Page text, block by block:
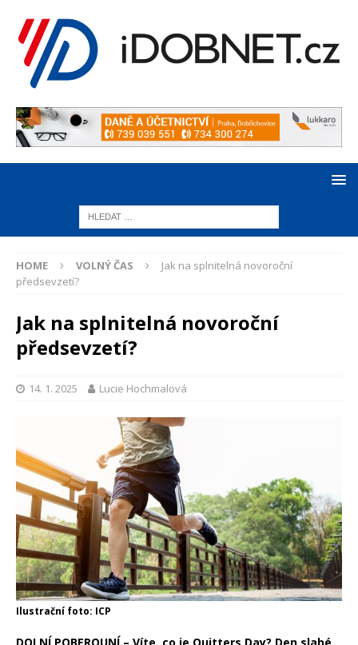
HOME VOLNÝ ČAS
Jak na splnitelná novoroční
předsevzetí?
Jak na splnitelná novoroční
předsevzetí?
14. 1. 2025 Lucie Hochmalová
Ilustrační foto: ICP